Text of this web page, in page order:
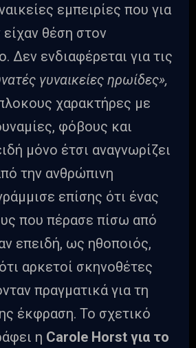
εμπειρίες που για
θέση στον
Δεν ενδιαφέρεται για τις
γυναικείες ηρωίδες»,
χαρακτήρες με
φόβους και
μόνο έτσι αναγνωρίζει
την ανθρώπινη
επίσης ότι ένας
που πέρασε πίσω από
επειδή, ως ηθοποιός,
αρκετοί σκηνοθέτες
πραγματικά για τη
έκφραση. Το σχετικό
η Carole Horst για το